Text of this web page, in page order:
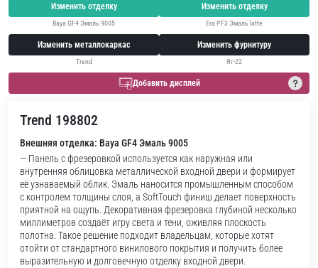
Изменить отделку
Baya GF4 Эмаль 9005
Изменить металлокаркас
Trend
Изменить отделку
Era PF3 Эмаль latte
Изменить фурнитуру
Яг-22
Добавить дисплей
Trend 198802
Внешняя отделка: Baya GF4 Эмаль 9005
— Панель с фрезеровкой используется как наружная или
внутренняя облицовка металлической входной двери и формирует
её узнаваемый облик. Эмаль наносится промышленным способом
с контролем толщины слоя, а SoftTouch финиш делает поверхность
приятной на ощупь. Декоративная фрезеровка глубиной несколько
миллиметров создаёт игру света и тени, оживляя плоскость
полотна. Такое решение подходит владельцам, которые хотят
отойти от стандартного винилового покрытия и получить более
выразительную и долговечную отделку входной двери.